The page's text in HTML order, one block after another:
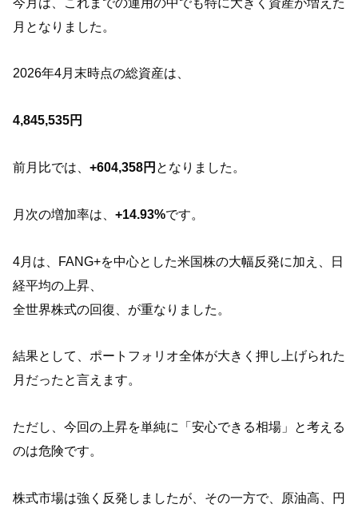
月となりました。
2026年4月末時点の総資産は、
4,845,535円
前月比では、 +604,358円 となりました。
月次の増加率は、 +14.93%です。
4月は、FANG+を中心とした米国株の大幅反発に加え、日
経平均の上昇、
全世界株式の回復、が重なりました。
結果として、ポートフォリオ全体が大きく押し上げられた
月だったと言えます。
ただし、今回の上昇を単純に「安心できる相場」と考える
のは危険です。
株式市場は強く反発しましたが、その一方で、原油高、円